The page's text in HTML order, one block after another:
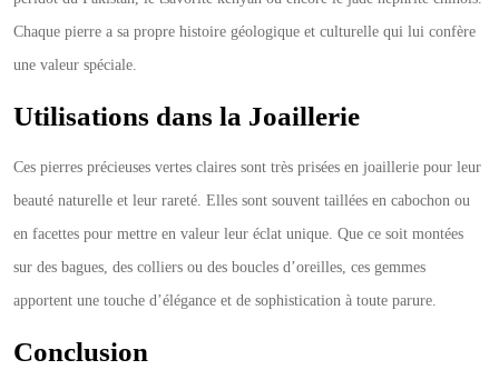
Chaque pierre a sa propre histoire géologique et culturelle qui lui confère
une valeur spéciale.
Utilisations dans la Joaillerie
Ces pierres précieuses vertes claires sont très prisées en joaillerie pour leur
beauté naturelle et leur rareté. Elles sont souvent taillées en cabochon ou
en facettes pour mettre en valeur leur éclat unique. Que ce soit montées
sur des bagues, des colliers ou des boucles d’oreilles, ces gemmes
apportent une touche d’élégance et de sophistication à toute parure.
Conclusion